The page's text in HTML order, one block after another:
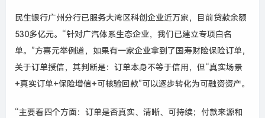
民生银行广州分行已服务大湾区科创企业近万家，目前贷款余额
530多亿元。 “针对广汽体系生态企业，我们已建立专项白名
单。 ”方喜元举例道，如果有一家企业拿到了国寿财险保险订单，
关于订单授信，其判断是：订单本身不等于信用，但“真实场景
+真实订单+保险增信+可核验回款”可以逐步转化为可融资资产。
“主要看四个方面：订单是否真实、清晰、可持续；付款来源和